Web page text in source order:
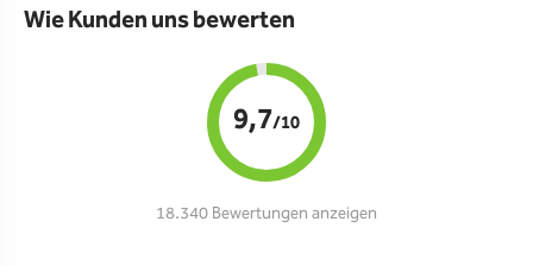
Wie Kunden uns bewerten
9,7/10
18.340 Bewertungen anzeigen